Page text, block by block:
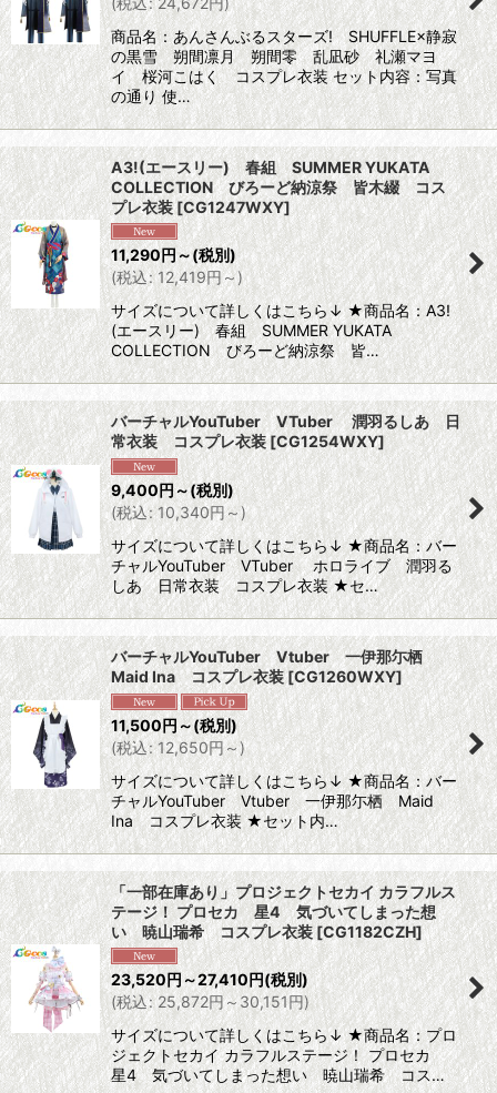
商品名：あんさんぶるスターズ! SHUFFLE×静寂
の黒雪 朔間凛月 朔間零 乱凪砂 礼瀬マヨ
イ 桜河こはく コスプレ衣装 セット内容：写真
の通り 使…
A3!(エースリー) 春組 SUMMER YUKATA
COLLECTION びろーど納涼祭 皆木綴 コス
プレ衣装[CG1247WXY]
11,290円～(税別)
(税込: 12,419円～)
サイズについて詳しくはこちら↓ ★商品名：A3!
(エースリー) 春組 SUMMER YUKATA
COLLECTION びろーど納涼祭 皆…
バーチャルYouTuber VTuber 潤羽るしあ 日
常衣装 コスプレ衣装 [CG1254WXY]
9,400円～(税別)
(税込: 10,340円～)
サイズについて詳しくはこちら↓ ★商品名：バー
チャルYouTuber VTuber ホロライブ 潤羽る
しあ 日常衣装 コスプレ衣装 ★セ…
バーチャルYouTuber Vtuber 一伊那尓栖
Maid Ina コスプレ衣装[CG1260WXY]
11,500円～(税別)
(税込: 12,650円～)
サイズについて詳しくはこちら↓ ★商品名：バー
チャルYouTuber Vtuber 一伊那尓栖 Maid
Ina コスプレ衣装 ★セット内…
「一部在庫あり」プロジェクトセカイ カラフルス
テージ！ プロセカ 星4 気づいてしまった想
い 暁山瑞希 コスプレ衣装[CG1182CZH]
23,520円～27,410円(税別)
(税込: 25,872円～30,151円)
サイズについて詳しくはこちら↓ ★商品名：プロ
ジェクトセカイ カラフルステージ！ プロセカ
星4 気づいてしまった想い 暁山瑞希 コス…